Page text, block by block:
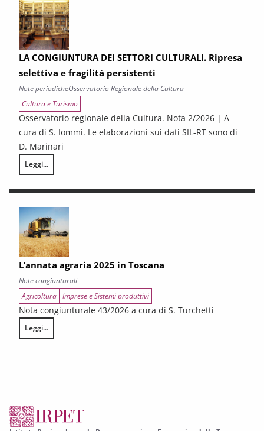
LA CONGIUNTURA DEI SETTORI CULTURALI. Ripresa
selettiva e fragilità persistenti
Note periodicheOsservatorio Regionale della Cultura
Cultura e Turismo
Osservatorio regionale della Cultura. Nota 2/2026 | A
cura di S. Iommi. Le elaborazioni sui dati SIL-RT sono di
D. Marinari
Leggi...
LA CONGIUNTURA DEI SETTORI CULTURALI. Ripresa selettiva e
L’annata agraria 2025 in Toscana
Note congiunturali
Agricoltura Imprese e Sistemi produttivi
Nota congiunturale 43/2026 a cura di S. Turchetti
Leggi...
L’annata agraria 2025 in Toscana